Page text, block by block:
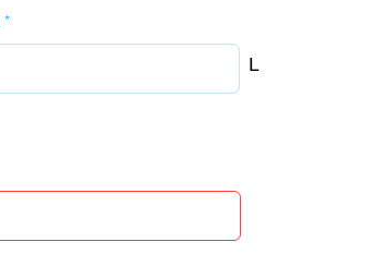
L